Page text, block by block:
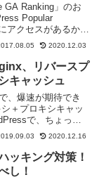
GA Ranking」のお
Popular
アクセスがあるか。
では、
Posts」が有名...
2020.12.03
、リバースプ
キャッシュ
、爆速が期待でき
＋プロキシキャッ
で、ちょっと
関係を設定する必
設定p...
2020.12.16
ッキング対策！
し！